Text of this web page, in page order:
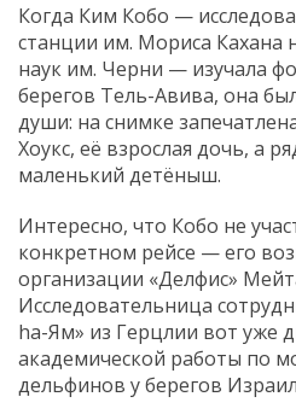
Когда Ким Кобо —
станции им. Мориса Кахана
наук им. Черни — изучала
берегов Тель-Авива, она
души: на снимке
Хоукс, её взрослая дочь, а
маленький детёныш.
Интересно, что Кобо не
конкретном рейсе — его
организации «Делфис»
Исследовательница
hа-Ям» из Герцлии вот уже
академической работы по
дельфинов у берегов